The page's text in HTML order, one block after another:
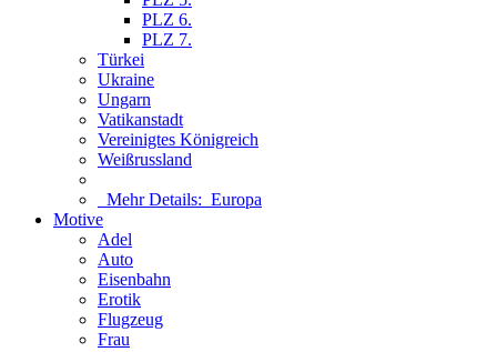
PLZ 6.
PLZ 7.
Türkei
Ukraine
Ungarn
Vatikanstadt
Vereinigtes Königreich
Weißrussland
Mehr Details: Europa
Motive
Adel
Auto
Eisenbahn
Erotik
Flugzeug
Frau